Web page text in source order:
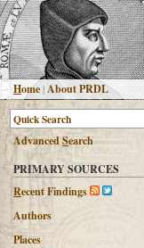
Home |About PRDL
AdvancedSearch
PRIMARY SOURCES
Recent Findings
Authors
Places